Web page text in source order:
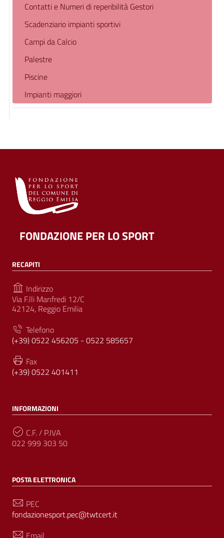
Contatti e Numeri di reperibilità Gestori
Scadenziario impianti sportivi
Campi da Calcio
Palestre
Piscine
Impianti maggiori
FONDAZIONE PER LO SPORT
RECAPITI
Indirizzo
Via F.lli Manfredi 12/C
42124, Reggio Emilia
Telefono
(+39) 0522 456205 - 0522 585657
Fax
(+39) 0522 401411
INFORMAZIONI
C.F. / P.IVA
022 999 303 50
POSTA ELETTRONICA
PEC
fondazionesport.pec@twtcert.it
Email